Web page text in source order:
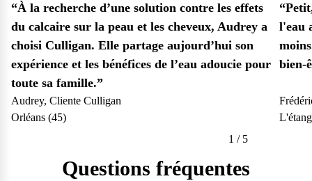
“À la recherche d’une solution contre les effets
du calcaire sur la peau et les cheveux, Audrey a
choisi Culligan. Elle partage aujourd’hui son
expérience et les bénéfices de l’eau adoucie pour
toute sa famille.”
Audrey, Cliente Culligan
Orléans (45)
l'eau
bien-
1 / 5
Questions fréquentes